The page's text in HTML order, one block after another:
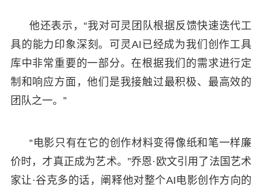
他还表示，“我对可灵团队根据反馈快速迭代工
具的能力印象深刻。可灵AI已经成为我们创作工具
库中非常重要的一部分。在根据我们的需求进行定
制和响应方面，他们是我接触过最积极、最高效的
团队之一。”
“电影只有在它的创作材料变得像纸和笔一样廉
价时，才真正成为艺术。”乔恩·欧文引用了法国艺术
家让·谷克多的话，阐释他对整个AI电影创作方向的